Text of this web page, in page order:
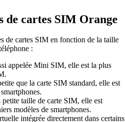
de cartes SIM Orange
de cartes SIM en fonction de la taille
:
appelée Mini SIM, elle est la plus
que la carte SIM standard, elle est
taille de carte SIM, elle est
modèles de smartphones.
intégrée directement dans certains